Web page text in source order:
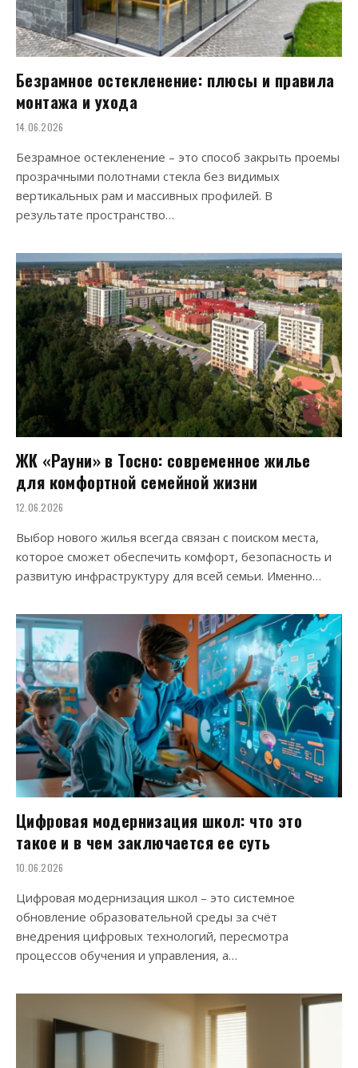
Безрамное остекленение: плюсы и правила
монтажа и ухода
14.06.2026
Безрамное остекленение – это способ закрыть проемы
прозрачными полотнами стекла без видимых
вертикальных рам и массивных профилей. В
результате пространство…
ЖК «Рауни» в Тосно: современное жилье
для комфортной семейной жизни
12.06.2026
Выбор нового жилья всегда связан с поиском места,
которое сможет обеспечить комфорт, безопасность и
развитую инфраструктуру для всей семьи. Именно…
Цифровая модернизация школ: что это
такое и в чем заключается ее суть
10.06.2026
Цифровая модернизация школ – это системное
обновление образовательной среды за счёт
внедрения цифровых технологий, пересмотра
процессов обучения и управления, а…